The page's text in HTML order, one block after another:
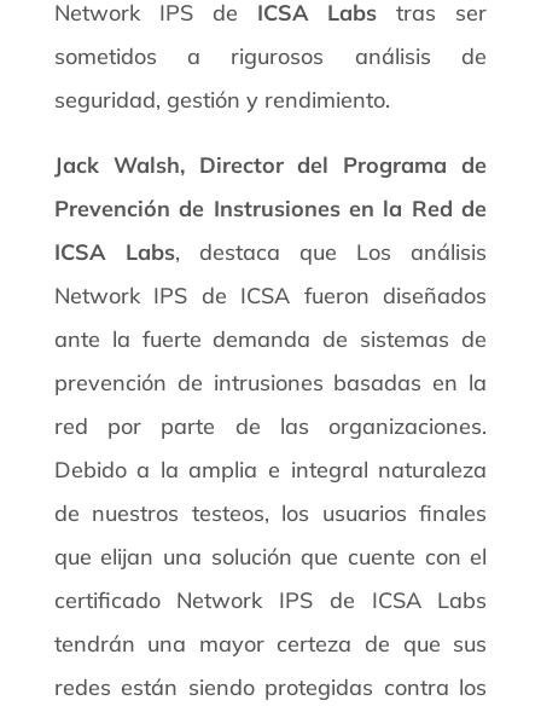
Network IPS de ICSA Labs tras ser
sometidos a rigurosos análisis de
seguridad, gestión y rendimiento.
Jack Walsh, Director del Programa de
Prevención de Instrusiones en la Red de
ICSA Labs, destaca que Los análisis
Network IPS de ICSA fueron diseñados
ante la fuerte demanda de sistemas de
prevención de intrusiones basadas en la
red por parte de las organizaciones.
Debido a la amplia e integral naturaleza
de nuestros testeos, los usuarios finales
que elijan una solución que cuente con el
certificado Network IPS de ICSA Labs
tendrán una mayor certeza de que sus
redes están siendo protegidas contra los